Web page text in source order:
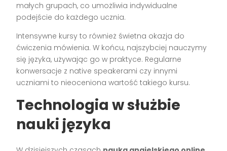
małych grupach, co umożliwia indywidualne
podejście do każdego ucznia.
Intensywne kursy to również świetna okazja do
ćwiczenia mówienia. W końcu, najszybciej nauczymy
się języka, używając go w praktyce. Regularne
konwersacje z native speakerami czy innymi
uczniami to nieoceniona wartość takiego kursu.
Technologia w służbie
nauki języka